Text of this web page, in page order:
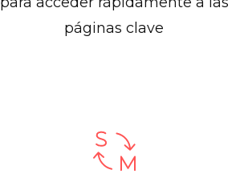
páginas clave